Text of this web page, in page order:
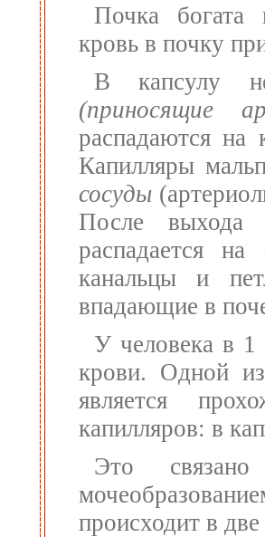
Почка богата
кровь в почку
В капсулу
(приносящие
распадаются на
Капилляры
сосуды
После выхода
распадается на
канальцы и
впадающие в
У человека в 1
крови. Одной
является
капилляров: в
Это
происходит в